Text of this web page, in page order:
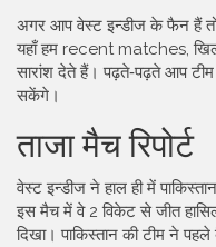
अगर आप वेस्ट इन्डीज के फैन हैं
यहाँ हम recent matches,
सारांश देते हैं। पढ़ते‑पढ़ते आप
सकेंगे।
ताजा मैच रिपोर्ट
वेस्ट इन्डीज ने हाल ही में
इस मैच में वे 2 विकेट से जीत
दिखा। पाकिस्तान की टीम ने